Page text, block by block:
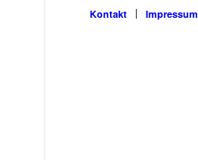
Kon­takt Impres­sum